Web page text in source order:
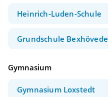
Heinrich-Luden-Schule
Grundschule Bexhövede
Gymnasium
Gymnasium Loxstedt